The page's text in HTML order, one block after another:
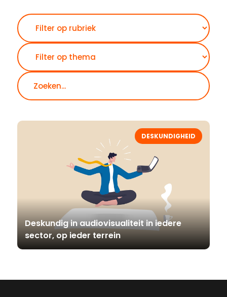
DESKUNDIGHEID
Deskundig in audiovisualiteit in iedere
sector, op ieder terrein